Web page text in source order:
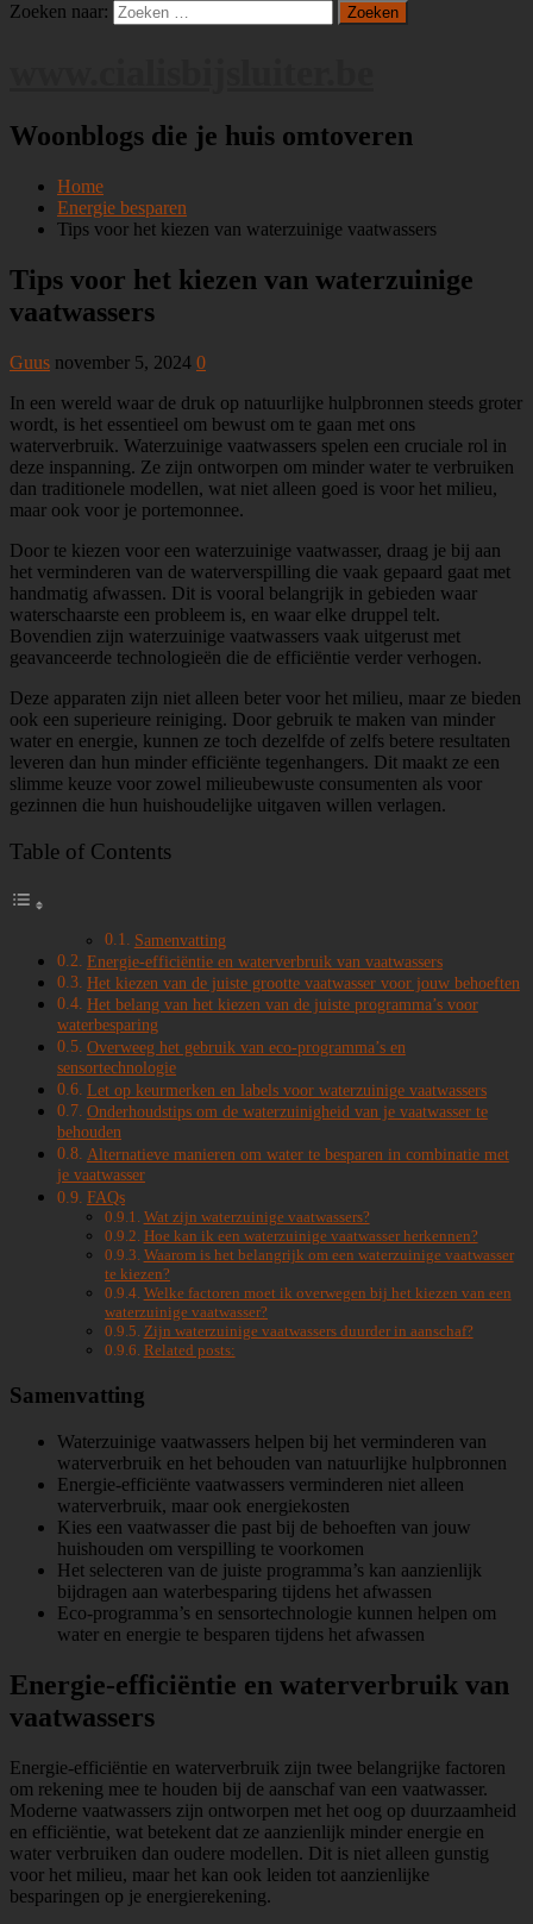
Zoeken naar:
Woonblogs die je huis omtoveren
Home
Energie besparen
Tips voor het kiezen van waterzuinige vaatwassers
Tips voor het kiezen van waterzuinige
vaatwassers
Guus november 5, 2024 0
In een wereld waar de druk op natuurlijke hulpbronnen steeds groter
wordt, is het essentieel om bewust om te gaan met ons
waterverbruik. Waterzuinige vaatwassers spelen een cruciale rol in
deze inspanning. Ze zijn ontworpen om minder water te verbruiken
dan traditionele modellen, wat niet alleen goed is voor het milieu,
maar ook voor je portemonnee.
Door te kiezen voor een waterzuinige vaatwasser, draag je bij aan
het verminderen van de waterverspilling die vaak gepaard gaat met
handmatig afwassen. Dit is vooral belangrijk in gebieden waar
waterschaarste een probleem is, en waar elke druppel telt.
Bovendien zijn waterzuinige vaatwassers vaak uitgerust met
geavanceerde technologieën die de efficiëntie verder verhogen.
Deze apparaten zijn niet alleen beter voor het milieu, maar ze bieden
ook een superieure reiniging. Door gebruik te maken van minder
water en energie, kunnen ze toch dezelfde of zelfs betere resultaten
leveren dan hun minder efficiënte tegenhangers. Dit maakt ze een
slimme keuze voor zowel milieubewuste consumenten als voor
gezinnen die hun huishoudelijke uitgaven willen verlagen.
Table of Contents
Samenvatting
Energie-efficiëntie en waterverbruik van vaatwassers
Het kiezen van de juiste grootte vaatwasser voor jouw behoeften
Het belang van het kiezen van de juiste programma’s voor
waterbesparing
Overweeg het gebruik van eco-programma’s en
sensortechnologie
Let op keurmerken en labels voor waterzuinige vaatwassers
Onderhoudstips om de waterzuinigheid van je vaatwasser te
behouden
Alternatieve manieren om water te besparen in combinatie met
je vaatwasser
FAQs
Wat zijn waterzuinige vaatwassers?
Hoe kan ik een waterzuinige vaatwasser herkennen?
Waarom is het belangrijk om een waterzuinige vaatwasser
te kiezen?
Welke factoren moet ik overwegen bij het kiezen van een
waterzuinige vaatwasser?
Zijn waterzuinige vaatwassers duurder in aanschaf?
Related posts:
Samenvatting
Waterzuinige vaatwassers helpen bij het verminderen van
waterverbruik en het behouden van natuurlijke hulpbronnen
Energie-efficiënte vaatwassers verminderen niet alleen
waterverbruik, maar ook energiekosten
Kies een vaatwasser die past bij de behoeften van jouw
huishouden om verspilling te voorkomen
Het selecteren van de juiste programma’s kan aanzienlijk
bijdragen aan waterbesparing tijdens het afwassen
Eco-programma’s en sensortechnologie kunnen helpen om
water en energie te besparen tijdens het afwassen
Energie-efficiëntie en waterverbruik van
vaatwassers
Energie-efficiëntie en waterverbruik zijn twee belangrijke factoren
om rekening mee te houden bij de aanschaf van een vaatwasser.
Moderne vaatwassers zijn ontworpen met het oog op duurzaamheid
en efficiëntie, wat betekent dat ze aanzienlijk minder energie en
water verbruiken dan oudere modellen. Dit is niet alleen gunstig
voor het milieu, maar het kan ook leiden tot aanzienlijke
besparingen op je energierekening.